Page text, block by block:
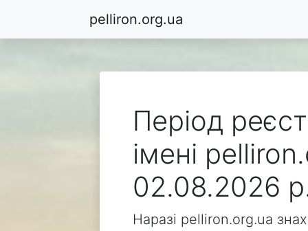
pelliron.org.ua
Період
імені
02.08.2026
Наразі pelliron.org.ua